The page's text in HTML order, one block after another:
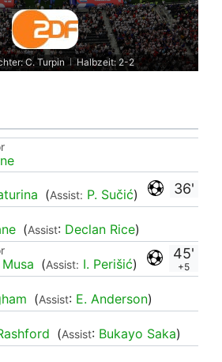
C. Turpin | Halbzeit: 2-2
36'
(Assist: P. Sučić)
(Assist: Declan Rice)
45'
+5
Musa (Assist: I. Perišić)
(Assist: E. Anderson)
(Assist: Bukayo Saka)